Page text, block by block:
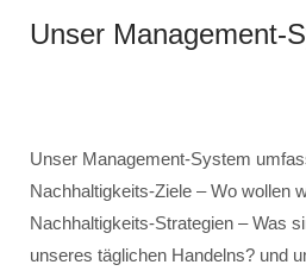
Unser Management-
Unser Management-System
Nachhaltigkeits-Ziele – Wo wollen
Nachhaltigkeits-Strategien – Was
unseres täglichen Handelns? und